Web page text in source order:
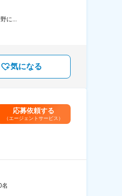
に...
気になる
応募依頼する
（エージェントサービス）
名